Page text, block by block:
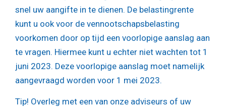
snel uw aangifte in te dienen. De belastingrente
kunt u ook voor de vennootschapsbelasting
voorkomen door op tijd een voorlopige aanslag aan
te vragen. Hiermee kunt u echter niet wachten tot 1
juni 2023. Deze voorlopige aanslag moet namelijk
aangevraagd worden voor 1 mei 2023.
Tip! Overleg met een van onze adviseurs of uw